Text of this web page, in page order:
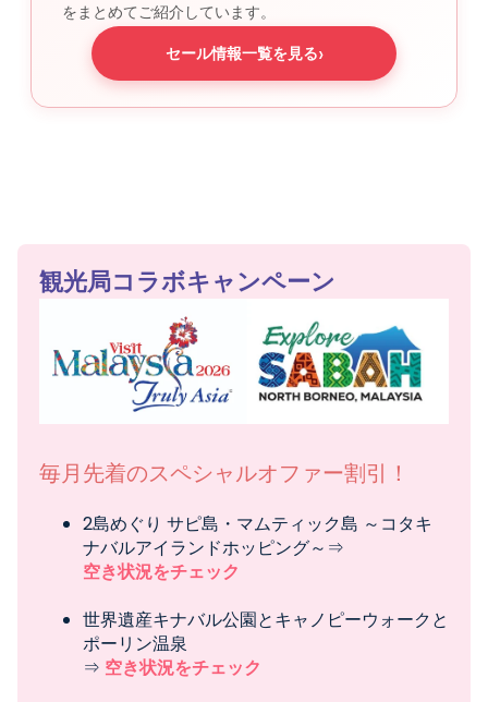
をまとめてご紹介しています。
セール情報一覧を見る›
観光局コラボキャンペーン
毎月先着のスペシャルオファー割引！
2島めぐり サピ島・マムティック島 ～コタキ
ナバルアイランドホッピング～⇒
空き状況をチェック
世界遺産キナバル公園とキャノピーウォークと
ポーリン温泉
⇒ 空き状況をチェック